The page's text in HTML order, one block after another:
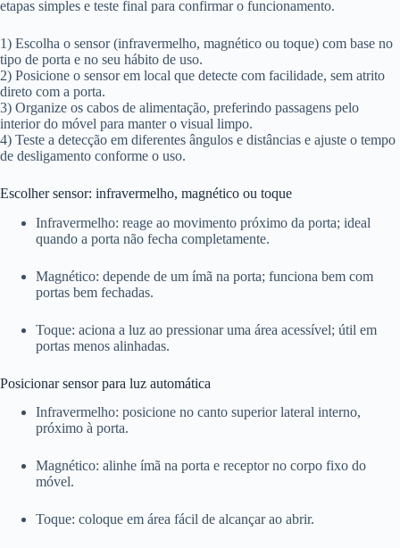
etapas simples e teste final para confirmar o funcionamento.
1) Escolha o sensor (infravermelho, magnético ou toque) com base no
tipo de porta e no seu hábito de uso.
2) Posicione o sensor em local que detecte com facilidade, sem atrito
direto com a porta.
3) Organize os cabos de alimentação, preferindo passagens pelo
interior do móvel para manter o visual limpo.
4) Teste a detecção em diferentes ângulos e distâncias e ajuste o tempo
de desligamento conforme o uso.
Escolher sensor: infravermelho, magnético ou toque
Infravermelho: reage ao movimento próximo da porta; ideal
quando a porta não fecha completamente.
Magnético: depende de um ímã na porta; funciona bem com
portas bem fechadas.
Toque: aciona a luz ao pressionar uma área acessível; útil em
portas menos alinhadas.
Posicionar sensor para luz automática
Infravermelho: posicione no canto superior lateral interno,
próximo à porta.
Magnético: alinhe ímã na porta e receptor no corpo fixo do
móvel.
Toque: coloque em área fácil de alcançar ao abrir.